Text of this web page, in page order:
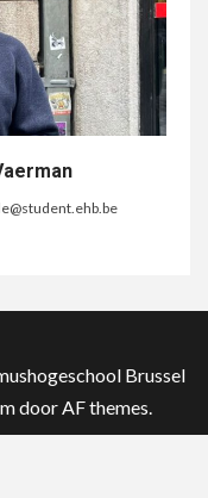
Brussel
door AF themes.